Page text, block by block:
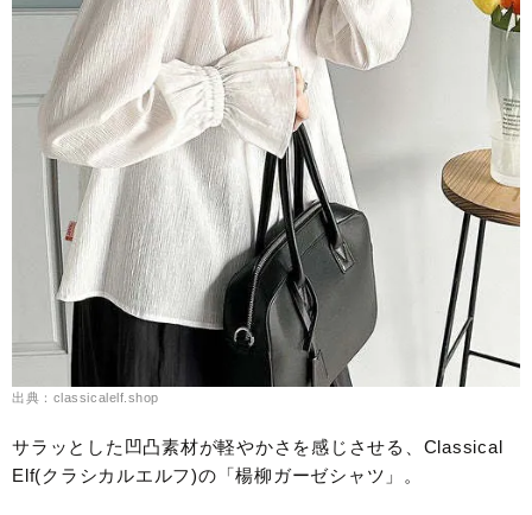
出典：classicalelf.shop
サラッとした凹凸素材が軽やかさを感じさせる、Classical
Elf(クラシカルエルフ)の「楊柳ガーゼシャツ」。